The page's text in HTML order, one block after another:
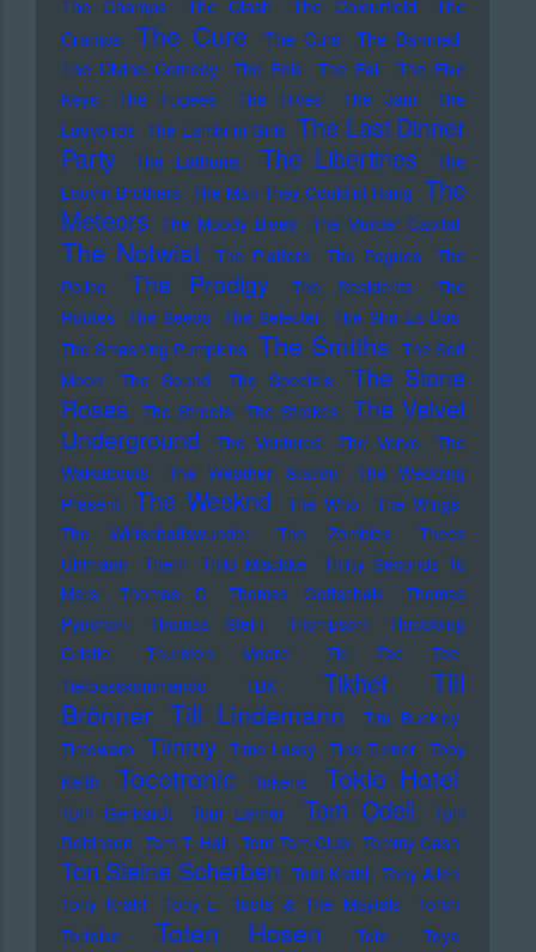
The Champs
The Clash The Colourfield
The
Cramps
The Cure The Curs
The Damned
The Divine Comedy
The Eels The Fall
The Five
Keys
The Fugees The Hives The Jam
The
Ladybirds The Lambrini Girls The Last Dinner
Party
The Lathums The Libertines
The
Louvin Brothers The Man They Could'nt Hang The
Meteors The Moody Blues The Murder Capital
The Notwist The Platters The Pogues
The
Police
The Prodigy The Residents
The
Routes The Seeds The Selecter The Sha La Das
The Smashing Pumpkins The Smiths The Soft
Moon
The Sound The Specials
The Stone
Roses
The Streets The Strokes
The Velvet
Underground
The Ventures The Verve
The
Walkabouts
The Weather Station
The Wedding
Present
The Weeknd The Who
The Wings
The Wirtschaftswunder
The Zombies
Thees
Uhlmann
Them Thilo Mischke
Thirty Seconds To
Mars
Thomas D Thomas Gottschalk
Thomas
Pynchon
Thomas Stein Thompson
Throbbing
Gristle
Thurston Moore
Tic Tac Toe
Tiefbasskommando TBK
Tikhet
Till
Brönner Till Lindemann
Tim Buckley
Timewarp Timmy Timo Lassy Tina Turner Toby
Keith
Tocotronic Tokens Tokio Hotel
Tom Gerhardt Tom Lehrer Tom Odell
Tom
Robinson Tom T. Hall Tom Tom Club Tommy Cash
Ton Steine Scherben Toni Krahl Tony Allen
Tony Krahl
Tony-L Toots & The Maytals
Torch
Tortoise
Toten Hosen Toto
Toya